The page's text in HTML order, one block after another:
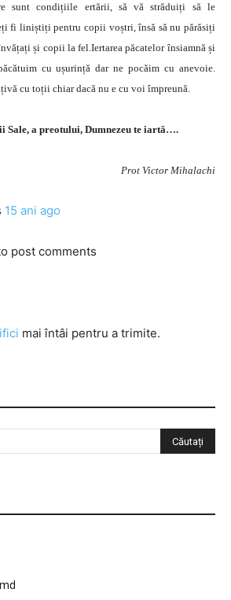
sunt condițiile ertării, să vă străduiți să le
fi liniștiți pentru copii voștri, însă să nu părăsiți
și copii la fel.Iertarea păcatelor însiamnă și
cu ușurință dar ne pocăim cu anevoie.
cu toții chiar dacă nu e cu voi împreună.
Sale, a preotului, Dumnezeu te iartă….
Prot Victor Mihalachi
15 ani ago
post comments
mai întâi pentru a trimite.